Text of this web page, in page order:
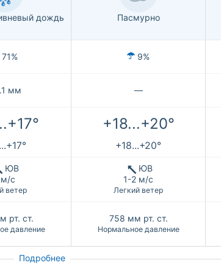
дождь Пасмурно
9%
мм —
+18...+20°
+18...+20°
ЮВ
м/с
ветер
ЮВ
1-2 м/с
Легкий ветер
рт. ст.
давление
758 мм рт. ст.
Нормальное давление
Подробнее